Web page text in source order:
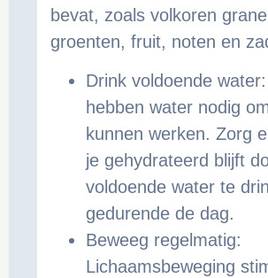
bevat, zoals volkoren
groenten, fruit, noten en
Drink voldoende
hebben water nodig
kunnen werken. Zorg
je gehydrateerd blijft
voldoende water te
gedurende de dag.
Beweeg regelmatig:
Lichaamsbeweging